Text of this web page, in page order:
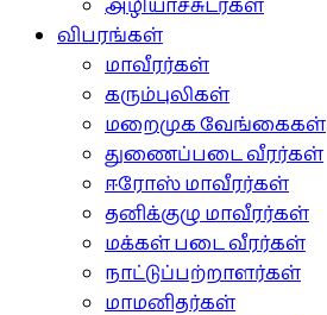
அழியாச்சுடர்கள்
விபரங்கள்
மாவீரர்கள்
கரும்புலிகள்
மறைமுக வேங்கைகள்
துணைப்படை வீரர்கள்
ஈரோஸ் மாவீரர்கள்
தனிக்குழு மாவீரர்கள்
மக்கள் படை வீரர்கள்
நாட்டுப்பற்றாளர்கள்
மாமனிதர்கள்